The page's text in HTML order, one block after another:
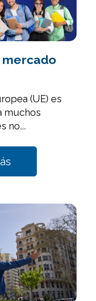
(UE) es
muchos
no...